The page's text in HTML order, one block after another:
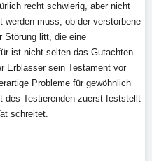
recht schwierig, aber nicht
muss, ob der verstorbene
Störung litt, die eine
ist nicht selten das Gutachten
Erblasser sein Testament vor
Probleme für gewöhnlich
des Testierenden zuerst feststellt
schreitet.